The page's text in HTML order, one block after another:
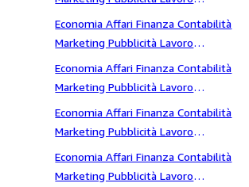
Giornalismo Aziende salario
Economia Affari Finanza Contabilità
Marketing Pubblicità Lavoro
Giornalismo Aziende Sistema
Economia Affari Finanza Contabilità
Marketing Pubblicità Lavoro
Giornalismo Aziende Stato
Economia Affari Finanza Contabilità
Marketing Pubblicità Lavoro
Giornalismo Aziende Storia
Economia Affari Finanza Contabilità
Marketing Pubblicità Lavoro